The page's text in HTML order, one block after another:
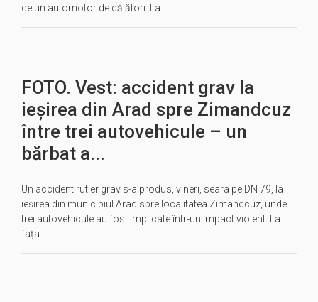
de un automotor de călători. La…
FOTO. Vest: accident grav la
ieșirea din Arad spre Zimandcuz
între trei autovehicule – un
bărbat a...
Un accident rutier grav s-a produs, vineri, seara pe DN 79, la
ieșirea din municipiul Arad spre localitatea Zimandcuz, unde
trei autovehicule au fost implicate într-un impact violent. La
fața…